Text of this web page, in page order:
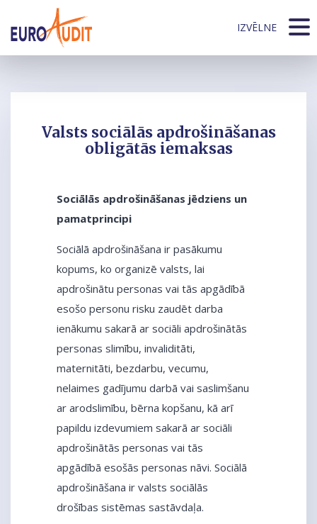
IZVĒLNE
Valsts sociālās apdrošināšanas
obligātās iemaksas
Sociālās apdrošināšanas jēdziens un
pamatprincipi
Sociālā apdrošināšana ir pasākumu
kopums, ko organizē valsts, lai
apdrošinātu personas vai tās apgādībā
esošo personu risku zaudēt darba
ienākumu sakarā ar sociāli apdrošinātās
personas slimību, invaliditāti,
maternitāti, bezdarbu, vecumu,
nelaimes gadījumu darbā vai saslimšanu
ar arodslimību, bērna kopšanu, kā arī
papildu izdevumiem sakarā ar sociāli
apdrošinātās personas vai tās
apgādībā esošās personas nāvi. Sociālā
apdrošināšana ir valsts sociālās
drošības sistēmas sastāvdaļa.